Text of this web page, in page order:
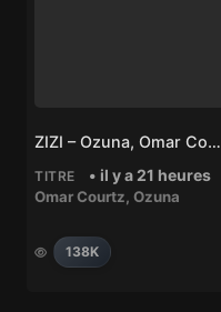
ZIZI – Ozuna, Omar Courtz
TITRE • il y a 21 heures
Omar Courtz, Ozuna
138K